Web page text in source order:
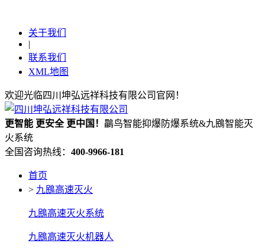
关于我们
|
联系我们
XML地图
欢迎光临四川坤弘远祥科技有限公司官网！
更智能 更安全更中国！ 鸓鸟智能抑爆防爆系统&九鴖智能灭
火系统
全国咨询热线： 400-9966-181
首页
> 九鴖高速灭火
九鴖高速灭火系统
九鴖高速灭火机器人